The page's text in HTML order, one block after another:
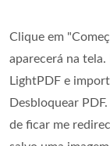
Clique em
aparecerá na
LightPDF e
Desbloquear
de ficar me